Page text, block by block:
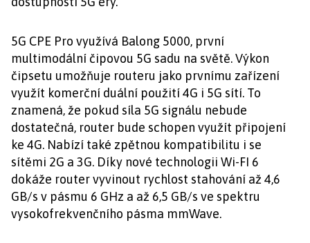
5G CPE Pro využívá Balong 5000, první
multimodální čipovou 5G sadu na světě. Výkon
čipsetu umožňuje routeru jako prvnímu zařízení
využít komerční duální použití 4G i 5G sítí. To
znamená, že pokud síla 5G signálu nebude
dostatečná, router bude schopen využít připojení
ke 4G. Nabízí také zpětnou kompatibilitu i se
sítěmi 2G a 3G. Díky nové technologii Wi-FI 6
dokáže router vyvinout rychlost stahování až 4,6
GB/s v pásmu 6 GHz a až 6,5 GB/s ve spektru
vysokofrekvenčního pásma mmWave.